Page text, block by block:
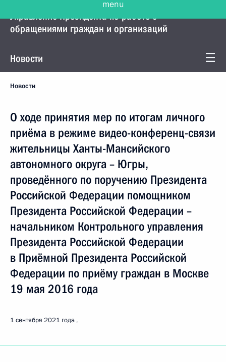
Управление Президента по работе с
обращениями граждан и организаций
Новости
Новости
О ходе принятия мер по итогам личного
приёма в режиме видео-конференц-связи
жительницы Ханты-Мансийского
автономного округа – Югры,
проведённого по поручению Президента
Российской Федерации помощником
Президента Российской Федерации –
начальником Контрольного управления
Президента Российской Федерации
в Приёмной Президента Российской
Федерации по приёму граждан в Москве
19 мая 2016 года
1 сентября 2021 года